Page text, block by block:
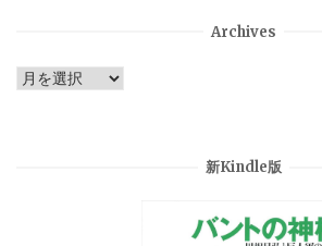
Archives
Archives
新Kindle版